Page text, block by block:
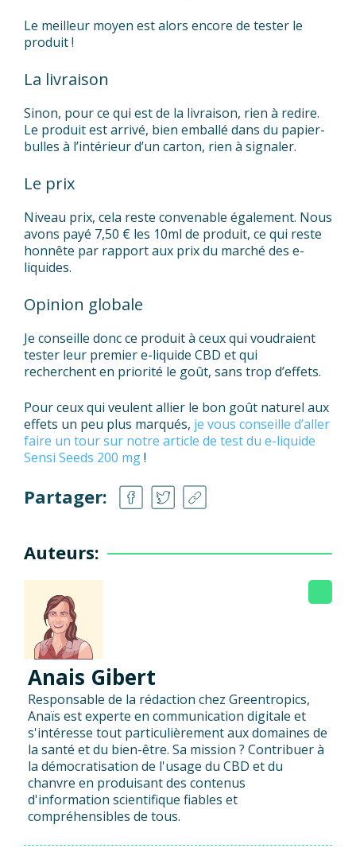
Le meilleur moyen est alors encore de tester le
produit !
La livraison
Sinon, pour ce qui est de la livraison, rien à redire.
Le produit est arrivé, bien emballé dans du papier-
bulles à l’intérieur d’un carton, rien à signaler.
Le prix
Niveau prix, cela reste convenable également. Nous
avons payé 7,50 € les 10ml de produit, ce qui reste
honnête par rapport aux prix du marché des e-
liquides.
Opinion globale
Je conseille donc ce produit à ceux qui voudraient
tester leur premier e-liquide CBD et qui
recherchent en priorité le goût, sans trop d’effets.
Pour ceux qui veulent allier le bon goût naturel aux
effets un peu plus marqués, je vous conseille d’aller
faire un tour sur notre article de test du e-liquide
Sensi Seeds 200 mg!
Partager:
Auteurs:
Anais Gibert
Responsable de la rédaction chez Greentropics,
Anaïs est experte en communication digitale et
s'intéresse tout particulièrement aux domaines de
la santé et du bien-être. Sa mission ? Contribuer à
la démocratisation de l'usage du CBD et du
chanvre en produisant des contenus
d'information scientifique fiables et
compréhensibles de tous.